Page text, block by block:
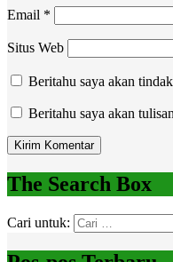
Email *
Situs Web
Beritahu saya akan
Beritahu saya akan
The Search Box
Cari untuk: